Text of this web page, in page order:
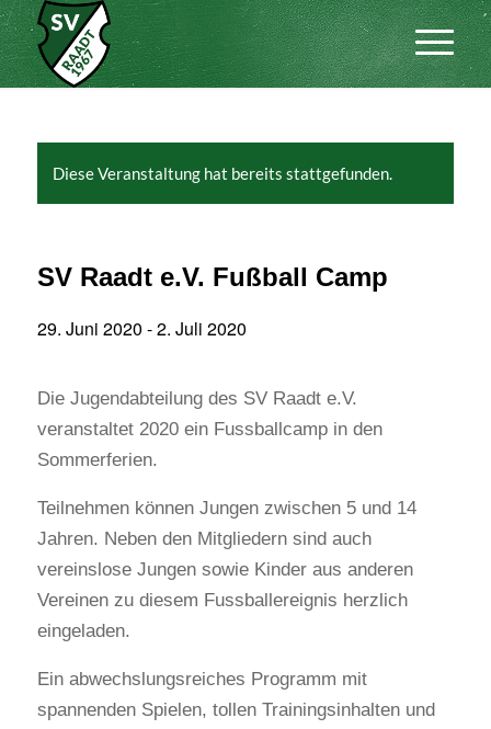
Diese Veranstaltung hat bereits stattgefunden.
SV Raadt e.V. Fußball Camp
29. Juni 2020 -2. Juli 2020
Die Jugendabteilung des SV Raadt e.V.
veranstaltet 2020 ein Fussballcamp in den
Sommerferien.
Teilnehmen können Jungen zwischen 5 und 14
Jahren. Neben den Mitgliedern sind auch
vereinslose Jungen sowie Kinder aus anderen
Vereinen zu diesem Fussballereignis herzlich
eingeladen.
Ein abwechslungsreiches Programm mit
spannenden Spielen, tollen Trainingsinhalten und